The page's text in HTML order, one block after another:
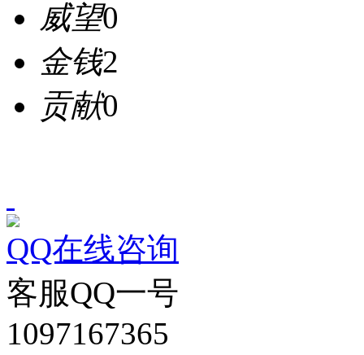
威望0
金钱2
贡献0
QQ在线咨询
客服QQ一号
1097167365